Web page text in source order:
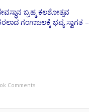
ಬ್ರಹ್ಮ ಕಲಶೋತ್ಸವ
ಗಂಗಾಜಲಕ್ಕೆ ಭವ್ಯ ಸ್ವಾಗತ –
Comments